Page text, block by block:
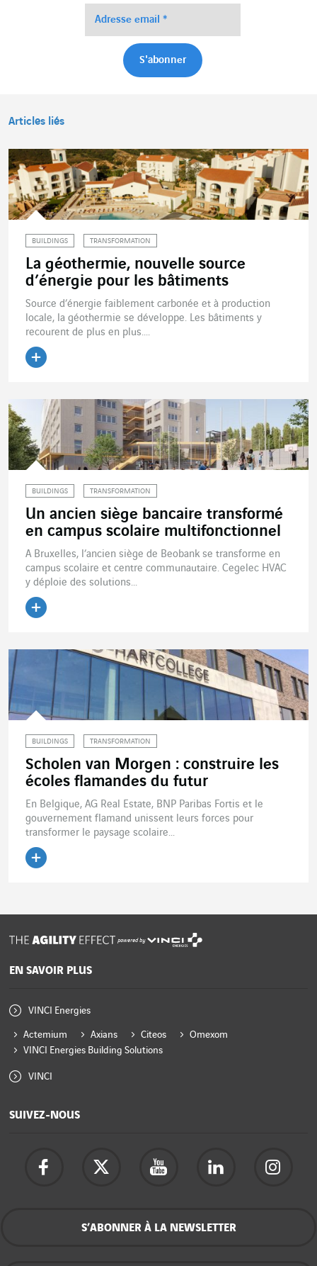
Articles liés
BUILDINGS TRANSFORMATION
La géothermie, nouvelle source
d’énergie pour les bâtiments
Source d’énergie faiblement carbonée et à production
locale, la géothermie se développe. Les bâtiments y
recourent de plus en plus....
BUILDINGS TRANSFORMATION
Un ancien siège bancaire transformé
en campus scolaire multifonctionnel
A Bruxelles, l’ancien siège de Beobank se transforme en
campus scolaire et centre communautaire. Cegelec HVAC
y déploie des solutions...
BUILDINGS TRANSFORMATION
Scholen van Morgen : construire les
écoles flamandes du futur
En Belgique, AG Real Estate, BNP Paribas Fortis et le
gouvernement flamand unissent leurs forces pour
transformer le paysage scolaire...
powered by
EN SAVOIR PLUS
VINCI Energies
Actemium Axians Citeos
Omexom
VINCI Energies Building Solutions
VINCI
SUIVEZ-NOUS
S’ABONNER À LA NEWSLETTER